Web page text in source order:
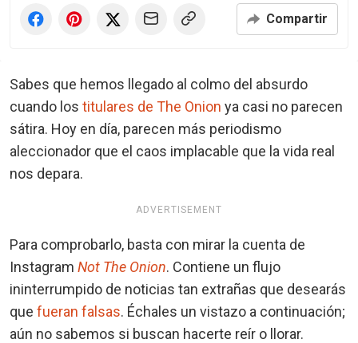
Compartir
Sabes que hemos llegado al colmo del absurdo
cuando los titulares de The Onion ya casi no parecen
sátira. Hoy en día, parecen más periodismo
aleccionador que el caos implacable que la vida real
nos depara.
ADVERTISEMENT
Para comprobarlo, basta con mirar la cuenta de
Instagram Not The Onion. Contiene un flujo
ininterrumpido de noticias tan extrañas que desearás
que fueran falsas. Échales un vistazo a continuación;
aún no sabemos si buscan hacerte reír o llorar.